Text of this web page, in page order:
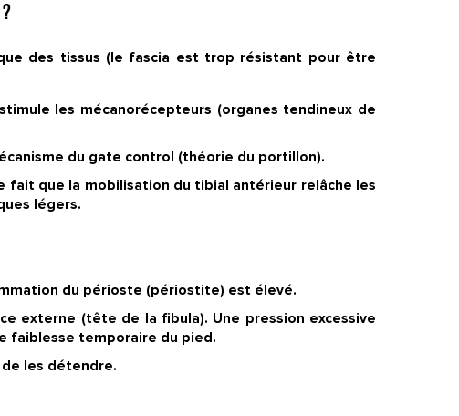
des tissus (le fascia est trop résistant pour être
les mécanorécepteurs (organes tendineux de
du gate control (théorie du portillon).
fait que la mobilisation du tibial antérieur relâche les
légers.
du périoste (périostite) est élevé.
externe (tête de la fibula). Une pression excessive
faiblesse temporaire du pied.
les détendre.